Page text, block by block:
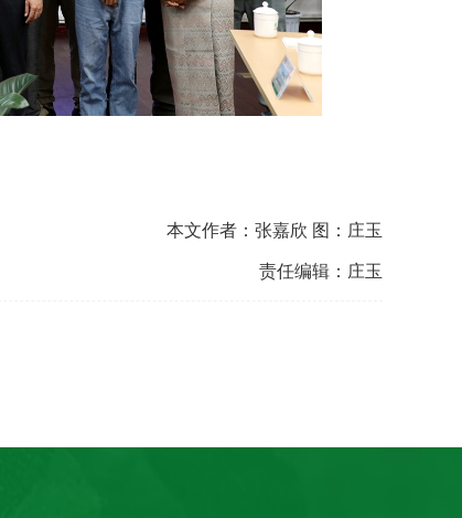
本文作者：张嘉欣 图：庄玉
责任编辑：庄玉